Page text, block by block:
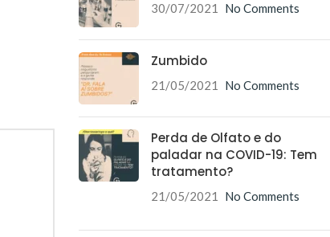
30/07/2021 No Comments
Zumbido
21/05/2021 No Comments
Perda de Olfato e do
paladar na COVID-19: Tem
tratamento?
21/05/2021 No Comments